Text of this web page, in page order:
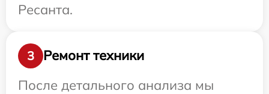
Ресанта.
3
Ремонт техники
После детального анализа мы